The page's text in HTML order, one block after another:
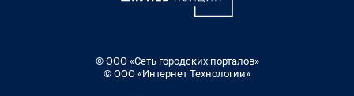
© ООО «Сеть городских порталов»
© ООО «Интернет Технологии»